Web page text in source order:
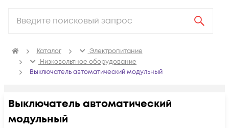
Каталог
Электропитание
Низковольтное оборудование
Выключатель автоматический модульный
Выключатель автоматический
модульный